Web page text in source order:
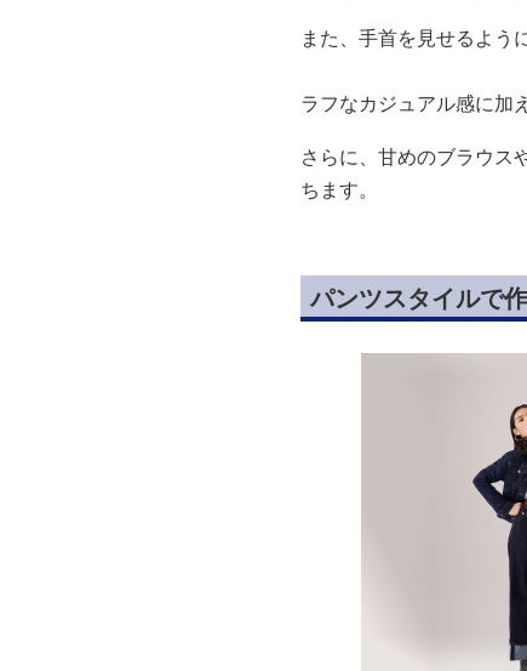
また、手首を見せるよう
ラフなカジュアル感に加
さらに、甘めのブラウス
ちます。
パンツスタイルで